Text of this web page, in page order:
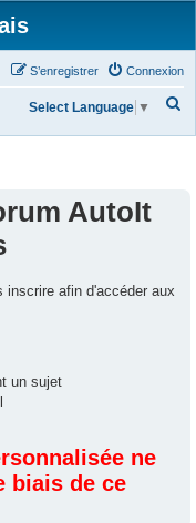
Connexion
S’enregistrer
Select Language ▼
AutoIt
inscrire afin d'accéder aux
un sujet
ne
biais de ce